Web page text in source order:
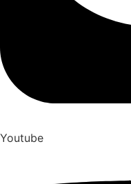
Youtube